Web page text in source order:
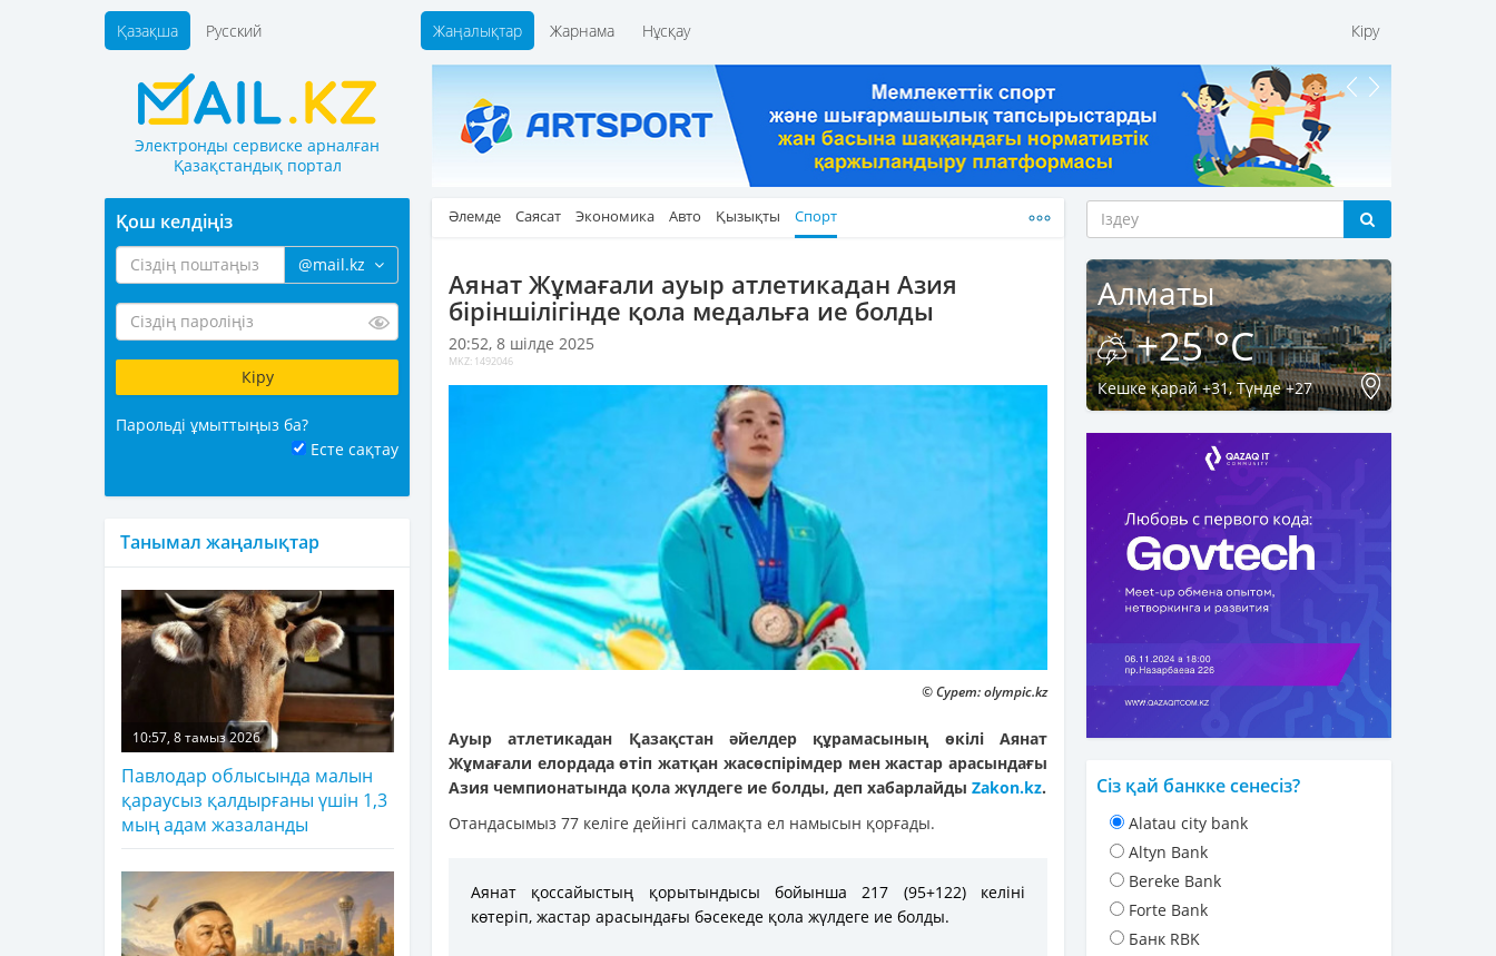
Жаңалықтар Жарнама Нұсқау Кіру
Қазақша Русский
Электронды сервиске арналған
Қазақстандық портал
Әлемде Саясат Экономика Авто Қызықты Спорт
Аянат Жұмағали ауыр атлетикадан Азия
біріншілігінде қола медальға ие болды
20:52, 8 шілде 2025
MKZ: 1492046
© Сурет: olympic.kz
Ауыр атлетикадан Қазақстан әйелдер құрамасының өкілі Аянат
Жұмағали елордада өтіп жатқан жасөспірімдер мен жастар арасындағы
Азия чемпионатында қола жүлдеге ие болды, деп хабарлайды Zakon.kz.
Отандасымыз 77 келіге дейінгі салмақта ел намысын қорғады.
Аянат қоссайыстың қорытындысы бойынша 217 (95+122) келіні
көтеріп, жастар арасындағы бәсекеде қола жүлдеге ие болды.
Қош келдіңіз
@mail.kz
Парольді ұмыттыңыз ба?
Есте сақтау
Танымал жаңалықтар
10:57, 8 тамыз 2026
Павлодар облысында малын
қараусыз қалдырғаны үшін 1,3
мың адам жазаланды
Алматы
+25 °C
Кешке қарай +31, Түнде +27
Сіз қай банкке сенесіз?
Alatau city bank
Altyn Bank
Bereke Bank
Forte Bank
Банк RBK